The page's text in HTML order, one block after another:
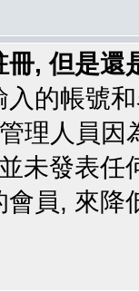
, 但是還
的帳號
理人員
未發表
員, 來